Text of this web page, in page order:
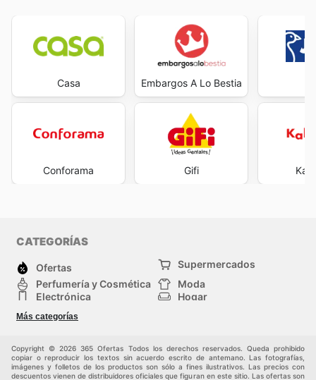
Casa
Conforama
Embargos A Lo Bestia
Gifi
CATEGORÍAS
Ofertas
Supermercados
Perfumería y Cosmética
Moda
Electrónica
Hogar
Deporte
Juguetes y bebés
Más categorías
Copyright © 2026 365 Ofertas Todos los derechos reservados. Queda prohibido
copiar o reproducir los textos sin acuerdo escrito de antemano. Las fotografías,
imágenes y folletos de los productos son sólo a fines ilustrativos. Las precios con
descuentos vienen de distribuidores oficiales que figuran en este sitio. Las ofertas son